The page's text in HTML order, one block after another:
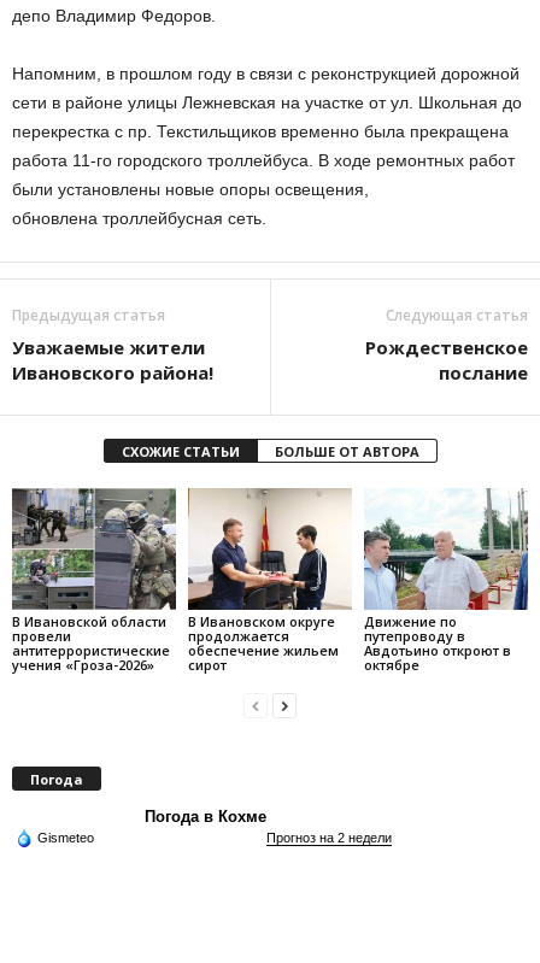
депо Владимир Федоров.
Напомним, в прошлом году в связи с реконструкцией дорожной
сети в районе улицы Лежневская на участке от ул. Школьная до
перекрестка с пр. Текстильщиков временно была прекращена
работа 11-го городского троллейбуса. В ходе ремонтных работ
были установлены новые опоры освещения,
обновлена троллейбусная сеть.
Предыдущая статья
Уважаемые жители
Ивановского района!
Следующая статья
Рождественское
послание
СХОЖИЕ СТАТЬИ БОЛЬШЕ ОТ АВТОРА
В Ивановской области
провели
антитеррористические
учения «Гроза-2026»
В Ивановском округе
продолжается
обеспечение жильем
сирот
Движение по
путепроводу в
Авдотьино откроют в
октябре
Погода
Погода в Кохме
Gismeteo Прогноз на 2 недели